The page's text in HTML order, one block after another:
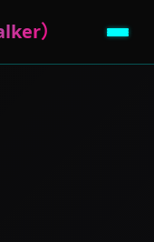
）